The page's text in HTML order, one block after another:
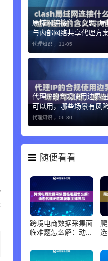
局域网连接什么意思:
与内部网络共享代理方
代理IP的合规使用边界
可以用，哪些场景有风
随便看看
跨境电商数据采集面
临难题怎么解：动态
竞品